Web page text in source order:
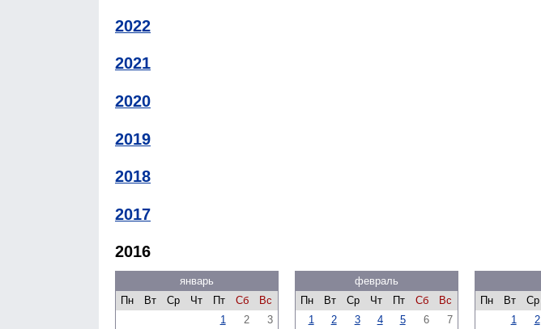
2022
2021
2020
2019
2018
2017
2016
январь
Пн
Вт Ср Чт Пт Сб
Вс
1
2
3
февраль
Пн
Вт Ср Чт Пт Сб
Вс
1
2 3 4 5 6
7
Пн
Вт Ср
1
2